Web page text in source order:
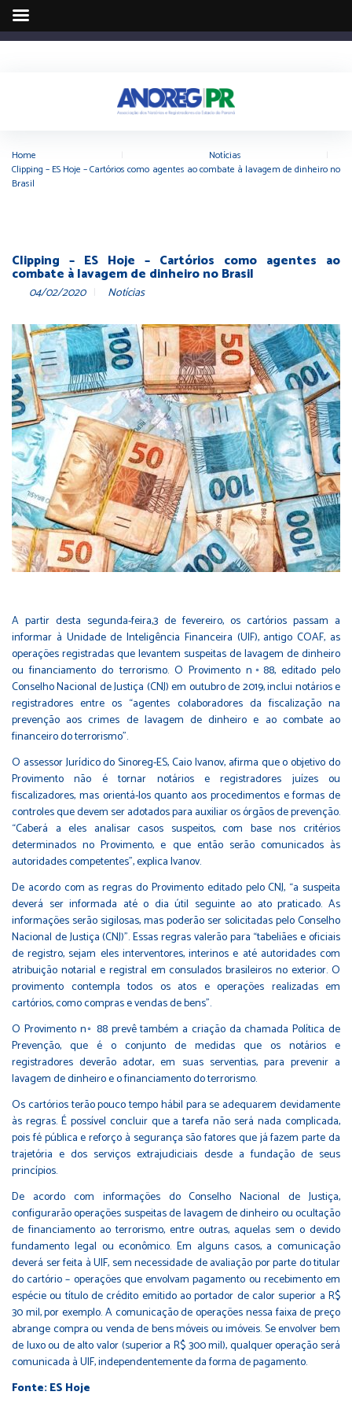
Home Notícias
Clipping – ES Hoje – Cartórios como agentes ao combate à lavagem de dinheiro no
Brasil
Clipping – ES Hoje – Cartórios como agentes ao
combate à lavagem de dinheiro no Brasil
04/02/2020 Notícias
A partir desta segunda-feira,3 de fevereiro, os cartórios passam a
informar à Unidade de Inteligência Financeira (UIF), antigo COAF, as
operações registradas que levantem suspeitas de lavagem de dinheiro
ou financiamento do terrorismo. O Provimento n◦88, editado pelo
Conselho Nacional de Justiça (CNJ) em outubro de 2019, inclui notários e
registradores entre os “agentes colaboradores da fiscalização na
prevenção aos crimes de lavagem de dinheiro e ao combate ao
financeiro do terrorismo”.
O assessor Jurídico do Sinoreg-ES, Caio Ivanov, afirma que o objetivo do
Provimento não é tornar notários e registradores juízes ou
fiscalizadores, mas orientá-los quanto aos procedimentos e formas de
controles que devem ser adotados para auxiliar os órgãos de prevenção.
“Caberá a eles analisar casos suspeitos, com base nos critérios
determinados no Provimento, e que então serão comunicados às
autoridades competentes”, explica Ivanov.
De acordo com as regras do Provimento editado pelo CNJ, “a suspeita
deverá ser informada até o dia útil seguinte ao ato praticado. As
informações serão sigilosas, mas poderão ser solicitadas pelo Conselho
Nacional de Justiça (CNJ)”. Essas regras valerão para “tabeliães e oficiais
de registro, sejam eles interventores, interinos e até autoridades com
atribuição notarial e registral em consulados brasileiros no exterior. O
provimento contempla todos os atos e operações realizadas em
cartórios, como compras e vendas de bens”.
O Provimento n◦ 88 prevê também a criação da chamada Política de
Prevenção, que é o conjunto de medidas que os notários e
registradores deverão adotar, em suas serventias, para prevenir a
lavagem de dinheiro e o financiamento do terrorismo.
Os cartórios terão pouco tempo hábil para se adequarem devidamente
às regras. É possível concluir que a tarefa não será nada complicada,
pois fé pública e reforço à segurança são fatores que já fazem parte da
trajetória e dos serviços extrajudiciais desde a fundação de seus
princípios.
De acordo com informações do Conselho Nacional de Justiça,
configurarão operações suspeitas de lavagem de dinheiro ou ocultação
de financiamento ao terrorismo, entre outras, aquelas sem o devido
fundamento legal ou econômico. Em alguns casos, a comunicação
deverá ser feita à UIF, sem necessidade de avaliação por parte do titular
do cartório – operações que envolvam pagamento ou recebimento em
espécie ou título de crédito emitido ao portador de calor superior a R$
30 mil, por exemplo. A comunicação de operações nessa faixa de preço
abrange compra ou venda de bens móveis ou imóveis. Se envolver bem
de luxo ou de alto valor (superior a R$ 300 mil), qualquer operação será
comunicada à UIF, independentemente da forma de pagamento.
Fonte: ES Hoje